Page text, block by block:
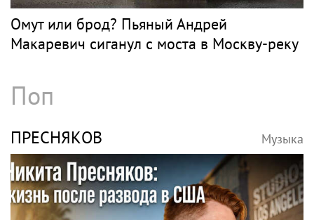
Омут или брод? Пьяный Андрей
Макаревич сиганул с моста в Москву-реку
Поп
ПРЕСНЯКОВ Музыка